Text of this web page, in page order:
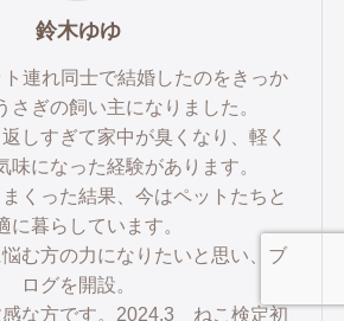
鈴木ゆゆ
連れ同士で結婚したのをきっか
さぎの飼い主になりました。
しすぎて家中が臭くなり、軽く
味になった経験があります。
くった結果、今はペットたちと
に暮らしています。
む方の力になりたいと思い、ブ
ログを開設。
感な方です。2024.3 ねこ検定初